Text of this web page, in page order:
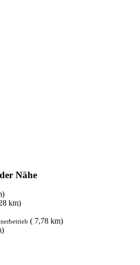
Nähe
km)
( 7,78 km)